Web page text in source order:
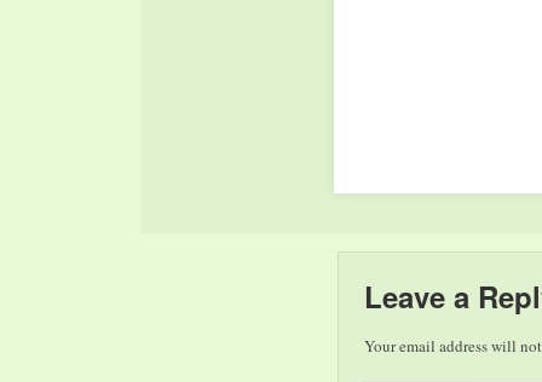
Leave a
Your email address will